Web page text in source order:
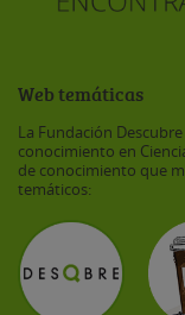
Web temáticas
La Fundación
conocimiento en
de conocimiento que
temáticos: